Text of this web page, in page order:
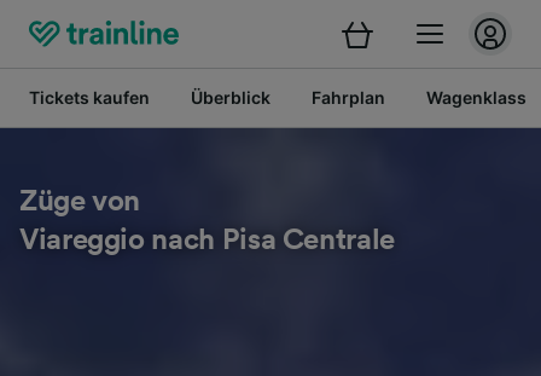
Tickets kaufen Überblick Fahrplan
Züge von
Viareggio nach Pisa Centrale